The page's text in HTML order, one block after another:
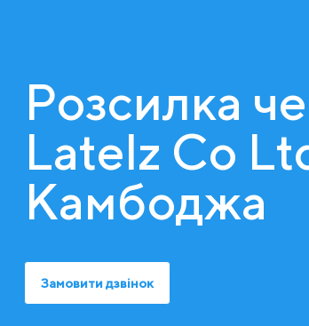
Розсилка
Latelz Co
Камбоджа
Замовити дзвінок